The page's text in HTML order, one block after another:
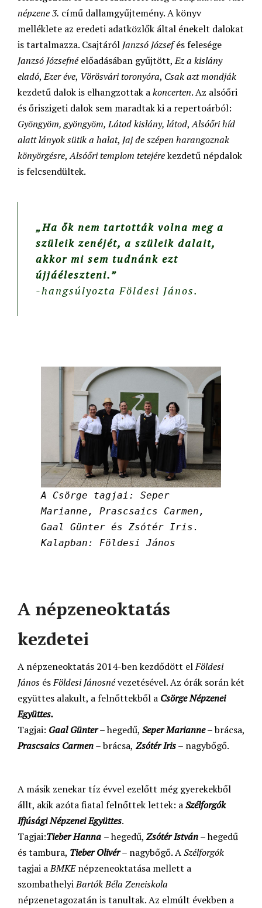
népzene 3. című dallamgyűjtemény. A könyv
melléklete az eredeti adatközlők által énekelt dalokat
is tartalmazza. Csajtáról Janzsó Józsefés felesége
Janzsó Józsefnéelőadásában gyűjtött,Ez a kislány
eladó,Ezer éve, Vörösvári toronyóra, Csak azt mondják
kezdetű dalok is elhangzottak akoncerten. Az alsóőri
és őriszigeti dalok sem maradtak ki a repertoárból:
Gyöngyöm, gyöngyöm, Látod kislány, látod,Alsóőri híd
alatt lányok sütik a halat, Jaj de szépen harangoznak
könyörgésre,Alsóőri templom tetejérekezdetű népdalok
is felcsendültek.
„Ha ők nem tartották volna meg a
szüleik zenéjét, a szüleik dalait,
akkor mi sem tudnánk ezt
újjáéleszteni.”
-hangsúlyoztaFöldesi János.
A Csörge tagjai: Seper
Marianne, Prascsaics Carmen,
Gaal Günter és Zsótér Iris.
Kalapban: Földesi János
A népzeneoktatás
kezdetei
A népzeneoktatás 2014-ben kezdődött elFöldesi
János ésFöldesi Jánosnévezetésével. Az órák során két
együttes alakult, a felnőttekből a CsörgeNépzenei
Együttes.
Tagjai: Gaal Günter– hegedű, Seper Marianne– brácsa,
Prascsaics Carmen– brácsa, Zsótér Iris– nagybőgő.
A másik zenekar tíz évvel ezelőtt még gyerekekből
állt, akik azóta fiatal felnőttek lettek: aSzélforgók
Ifjúsági Népzenei Együttes.
Tagjai:Tieber Hanna – hegedű, Zsótér István– hegedű
és tambura, Tieber Olivér– nagybőgő. ASzélforgók
tagjai aBMKEnépzeneoktatása mellett a
szombathelyiBartók Béla Zeneiskola
népzenetagozatán is tanultak. Az elmúlt években a